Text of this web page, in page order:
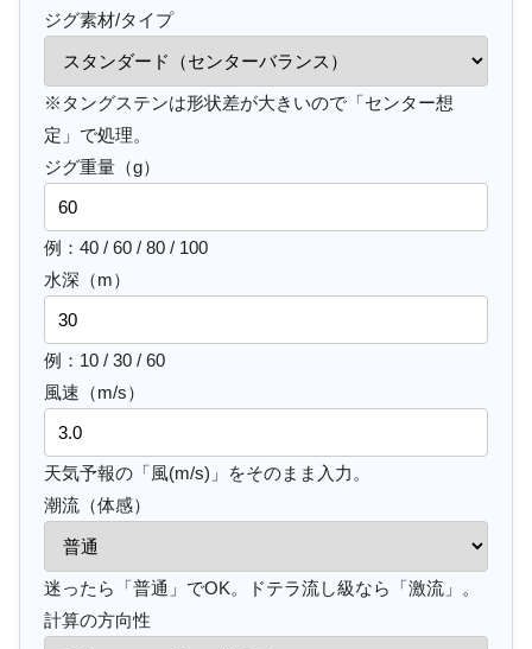
ジグ素材/タイプ
※タングステンは形状差が大きいので「センター想
定」で処理。
ジグ重量（g）
例：40 / 60 / 80 / 100
水深（m）
例：10 / 30 / 60
風速（m/s）
天気予報の「風(m/s)」をそのまま入力。
潮流（体感）
迷ったら「普通」でOK。ドテラ流し級なら「激流」。
計算の方向性